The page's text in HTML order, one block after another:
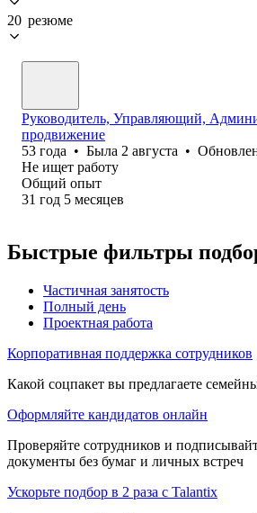
20 резюме
Руководитель, Управляющий,
продвижение
53 года • Была 2 августа •
Не ищет работу
Общий опыт
31 год 5 месяцев
Быстрые фильтры
Частичная занятость
Полный день
Проектная работа
Корпоративная поддержка сотрудников
Какой соцпакет вы предлагаете
Оформляйте кандидатов онлайн
Проверяйте сотрудников и
документы без бумаг и личных встреч
Ускорьте подбор в 2 раза с Talantix